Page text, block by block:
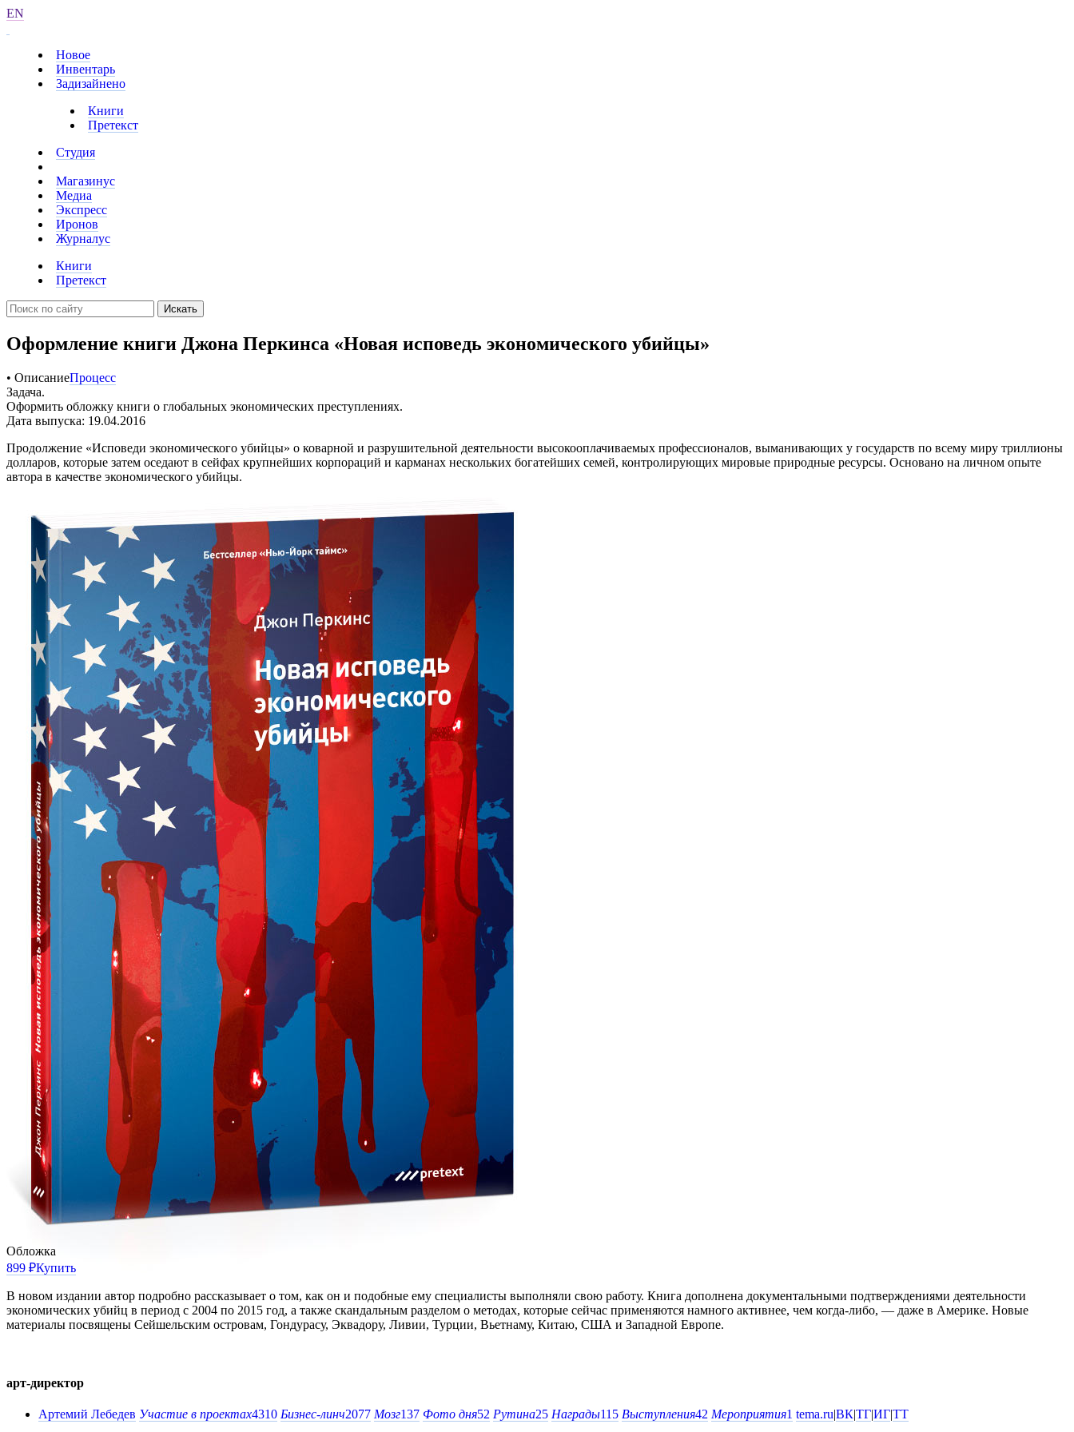
EN
Новое
Инвентарь
Задизайнено
Книги
Претекст
Студия
Магазинус
Медиа
Экспресс
Иронов
Журналус
Книги
Претекст
Искать
Оформление книги Джона Перкинса «Новая исповедь экономического убийцы»
• ОписаниеПроцесс
Задача.
Оформить обложку книги о глобальных экономических преступлениях.
Дата выпуска: 19.04.2016
Продолжение «Исповеди экономического убийцы» о коварной и разрушительной деятельности высокооплачиваемых профессионалов, выманивающих у государств по всему миру триллионы
долларов, которые затем оседают в сейфах крупнейших корпораций и карманах нескольких богатейших семей, контролирующих мировые природные ресурсы. Основано на личном опыте
автора в качестве экономического убийцы.
Обложка
899 ₽Купить
В новом издании автор подробно рассказывает о том, как он и подобные ему специалисты выполняли свою работу. Книга дополнена документальными подтверждениями деятельности
экономических убийц в период с 2004 по 2015 год, а также скандальным разделом о методах, которые сейчас применяются намного активнее, чем когда-либо, — даже в Америке. Новые
материалы посвящены Сейшельским островам, Гондурасу, Эквадору, Ливии, Турции, Вьетнаму, Китаю, США и Западной Европе.
арт-директор
Артемий Лебедев Участие в проектах4310 Бизнес-линч2077 Мозг137 Фото дня52 Рутина25 Награды115 Выступления42 Мероприятия1 tema.ru|ВК|ТГ|ИГ|ТТ